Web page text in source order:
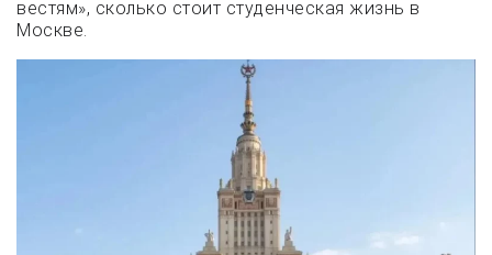
вестям», сколько стоит студенческая жизнь в
Москве.